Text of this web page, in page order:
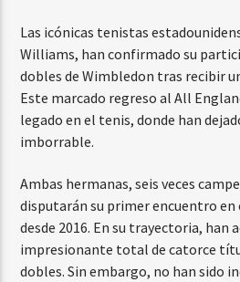
Las icónicas tenistas
Williams, han confirmado su
dobles de Wimbledon tras recibir
Este marcado regreso al All
legado en el tenis, donde han
imborrable.
Ambas hermanas, seis veces
disputarán su primer encuentro
desde 2016. En su trayectoria, han
impresionante total de catorce
dobles. Sin embargo, no han sido